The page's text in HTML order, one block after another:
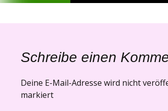
Schreibe einen
Deine E-Mail-Adresse wird nicht
markiert